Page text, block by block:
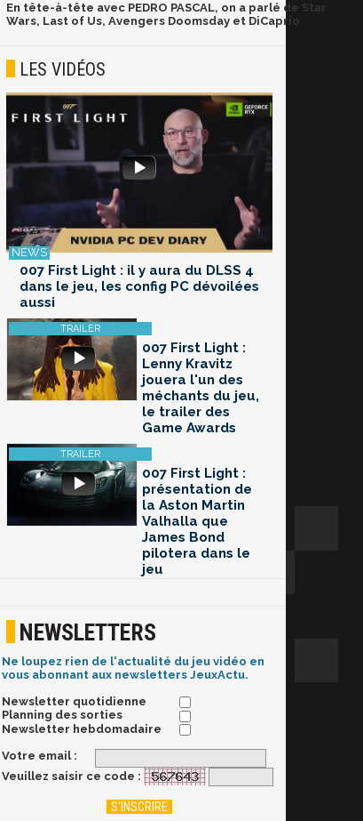
En tête-à-tête avec PEDRO PASCAL, on a parlé de Star
Wars, Last of Us, Avengers Doomsday et DiCaprio
LES VIDÉOS
007 First Light : il y aura du DLSS 4
dans le jeu, les config PC dévoilées
aussi
007 First Light :
Lenny Kravitz
jouera l'un des
méchants du jeu,
le trailer des
Game Awards
007 First Light :
présentation de
la Aston Martin
Valhalla que
James Bond
pilotera dans le
jeu
NEWSLETTERS
Ne loupez rien de l'actualité du jeu vidéo en
vous abonnant aux newsletters JeuxActu.
Newsletter quotidienne
Planning des sorties
Newsletter hebdomadaire
Votre email :
Veuillez saisir ce code :